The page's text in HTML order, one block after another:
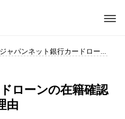
ジャパンネット銀行カードローン
ローンの在籍確認
由